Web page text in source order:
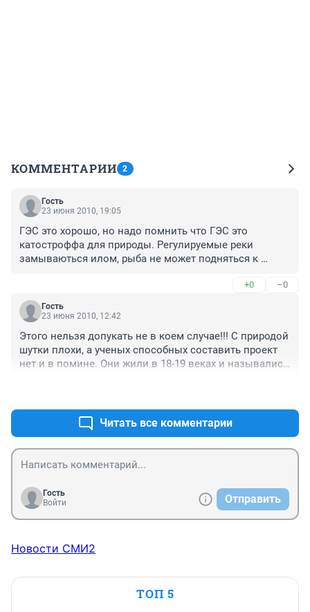
КОММЕНТАРИИ 2
Гость
23 июня 2010, 19:05
ГЭС это хорошо, но надо помнить что ГЭС это
катостроффа для природы. Регулируемые реки
замываються илом, рыба не может подняться к
природную среду и это лишь малая часть насилия над
природой...
+0 –0
Гость
23 июня 2010, 12:42
Этого нельзя допукать не в коем случае!!! С природой
шутки плохи, а ученых способных составить проект
нет и в помине. Они жили в 18-19 веках и назывались
смоет город. А потом разведут руками и скажут что
мы немогли этого предвидеть. Как это было весной с
паводком.
Читать все комментарии
Гость
Войти
Отправить
Новости СМИ2
ТОП 5